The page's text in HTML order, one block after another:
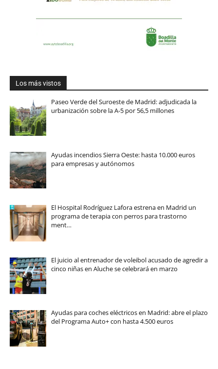
Los más vistos
Paseo Verde del Suroeste de Madrid: adjudicada la
urbanización sobre la A-5 por 56,5 millones
Ayudas incendios Sierra Oeste: hasta 10.000 euros
para empresas y autónomos
El Hospital Rodríguez Lafora estrena en Madrid un
programa de terapia con perros para trastorno
ment…
El juicio al entrenador de voleibol acusado de agredir a
cinco niñas en Aluche se celebrará en marzo
Ayudas para coches eléctricos en Madrid: abre el plazo
del Programa Auto+ con hasta 4.500 euros